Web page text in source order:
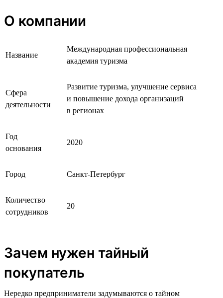
О компании
Название
Международная профессиональная
академия туризма
Сфера
деятельности
Развитие туризма, улучшение сервиса
и повышение дохода организаций
в регионах
Год
основания
2020
Город Санкт-Петербург
Количество
сотрудников
20
Зачем нужен тайный
покупатель
Нередко предприниматели задумываются о тайном